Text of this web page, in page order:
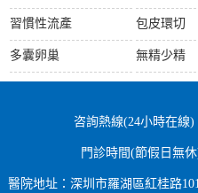
習慣性流產
多囊卵巢
包皮環切
無精少精
咨詢熱線(24小時在線)
門診時間(節假日無
醫院地址：深圳市羅湖區紅桂路